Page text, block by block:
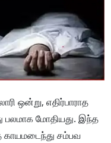
ஒன்று, எதிர்பாராத
பலமாக மோதியது. இந்த
காயமடைந்து சம்பவ